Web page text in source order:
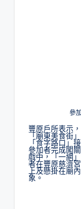
參
豐原戶所表示
「廟東美食街
「食字路口」
參加者完成闖
戲中，「一網
者在豐原慈濟
上及懸掛在廟
象。